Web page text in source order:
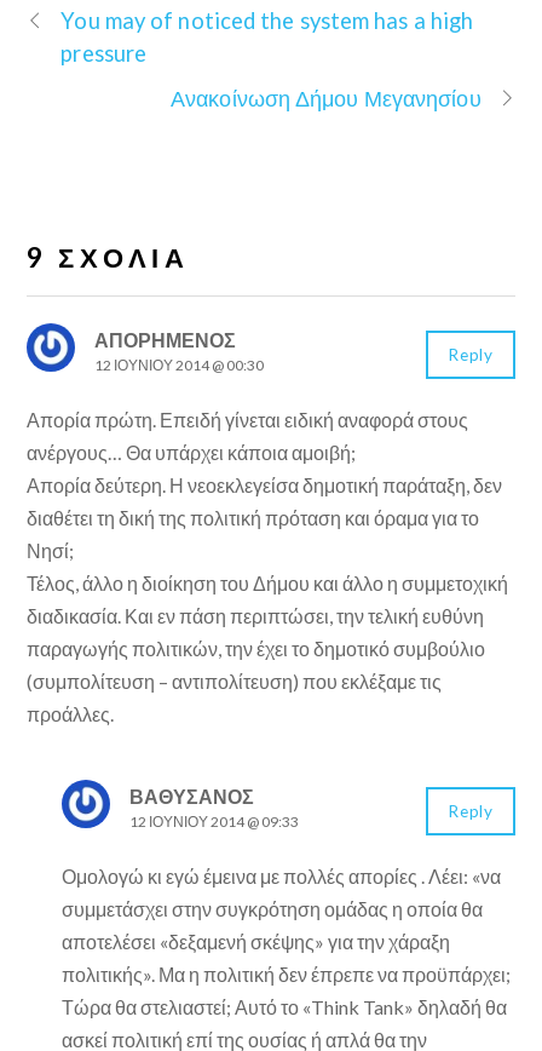
You may of noticed the system has a high
pressure
Ανακοίνωση Δήμου Μεγανησίου
9 ΣΧΌΛΙΑ
ΑΠΟΡΗΜΕΝΟΣ
12 ΙΟΥΝΊΟΥ 2014 @ 00:30
Απορία πρώτη. Επειδή γίνεται ειδική αναφορά στους
ανέργους… Θα υπάρχει κάποια αμοιβή;
Απορία δεύτερη. Η νεοεκλεγείσα δημοτική παράταξη, δεν
διαθέτει τη δική της πολιτική πρόταση και όραμα για το
Νησί;
Τέλος, άλλο η διοίκηση του Δήμου και άλλο η συμμετοχική
διαδικασία. Και εν πάση περιπτώσει, την τελική ευθύνη
παραγωγής πολιτικών, την έχει το δημοτικό συμβούλιο
(συμπολίτευση – αντιπολίτευση) που εκλέξαμε τις
προάλλες.
Reply
ΒΑΘΥΣΆΝΟΣ
12 ΙΟΥΝΊΟΥ 2014 @ 09:33
Ομολογώ κι εγώ έμεινα με πολλές απορίες . Λέει: «να
συμμετάσχει στην συγκρότηση ομάδας η οποία θα
αποτελέσει «δεξαμενή σκέψης» για την χάραξη
πολιτικής». Μα η πολιτική δεν έπρεπε να προϋπάρχει;
Τώρα θα στελιαστεί; Αυτό το «Think Tank» δηλαδή θα
ασκεί πολιτική επί της ουσίας ή απλά θα την
Reply